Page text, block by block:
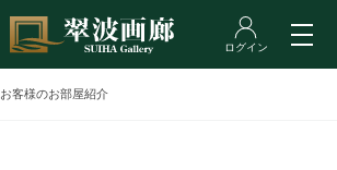
お客様のお部屋紹介